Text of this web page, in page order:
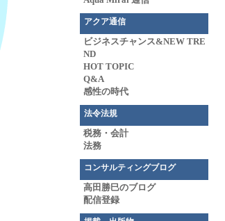
アクア通信
ビジネスチャンス&NEW TRE
ND
HOT TOPIC
Q&A
感性の時代
法令法規
税務・会計
法務
コンサルティングブログ
高田勝巳のブログ
配信登録